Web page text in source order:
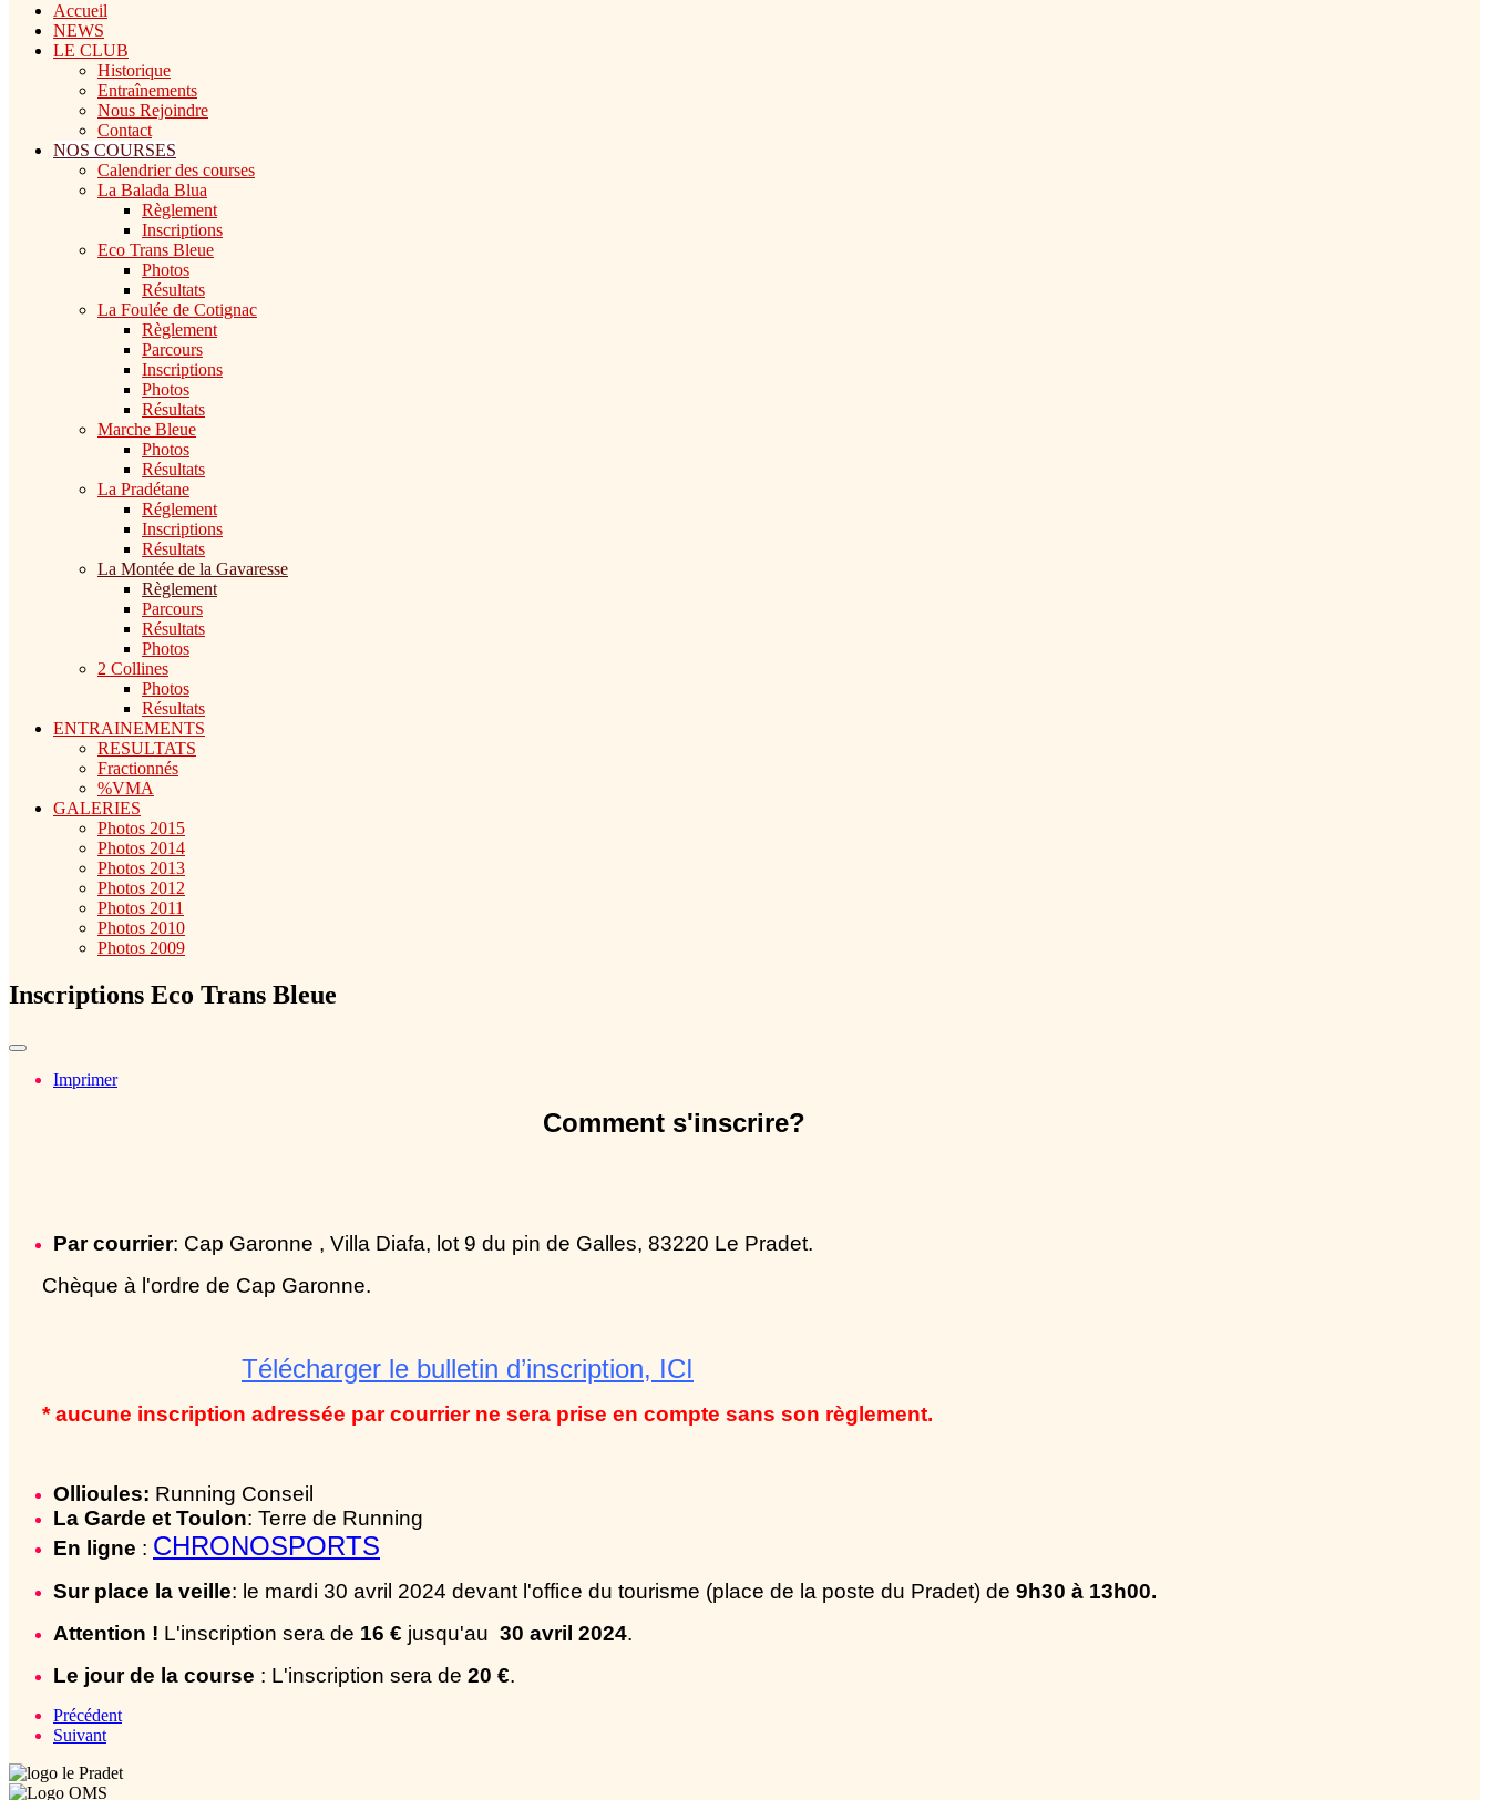
Accueil
NEWS
LE CLUB
Historique
Entraînements
Nous Rejoindre
Contact
NOS COURSES
Calendrier des courses
La Balada Blua
Règlement
Inscriptions
Eco Trans Bleue
Photos
Résultats
La Foulée de Cotignac
Règlement
Parcours
Inscriptions
Photos
Résultats
Marche Bleue
Photos
Résultats
La Pradétane
Réglement
Inscriptions
Résultats
La Montée de la Gavaresse
Règlement
Parcours
Résultats
Photos
2 Collines
Photos
Résultats
ENTRAINEMENTS
RESULTATS
Fractionnés
%VMA
GALERIES
Photos 2015
Photos 2014
Photos 2013
Photos 2012
Photos 2011
Photos 2010
Photos 2009
Inscriptions Eco Trans Bleue
Imprimer
Comment s'inscrire?
Par courrier: Cap Garonne , Villa Diafa, lot 9 du pin de Galles, 83220 Le Pradet.
Chèque à l'ordre de Cap Garonne.
Télécharger le bulletin d’inscription, ICI
* aucune inscription adressée par courrier ne sera prise en compte sans son règlement.
Ollioules: Running Conseil
La Garde et Toulon: Terre de Running
En ligne : CHRONOSPORTS
Sur place la veille: le mardi 30 avril 2024 devant l'office du tourisme (place de la poste du Pradet) de 9h30 à 13h00.
Attention ! L'inscription sera de 16 € jusqu'au 30 avril 2024.
Le jour de la course : L'inscription sera de 20 €.
Précédent
Suivant